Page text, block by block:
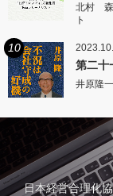
北村 森
ト
10
第二十
井原隆
日本経営合理化